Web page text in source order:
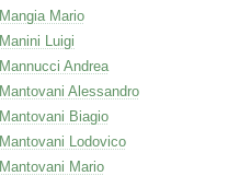
Mangia Mario
Manini Luigi
Mannucci Andrea
Mantovani Alessandro
Mantovani Biagio
Mantovani Lodovico
Mantovani Mario